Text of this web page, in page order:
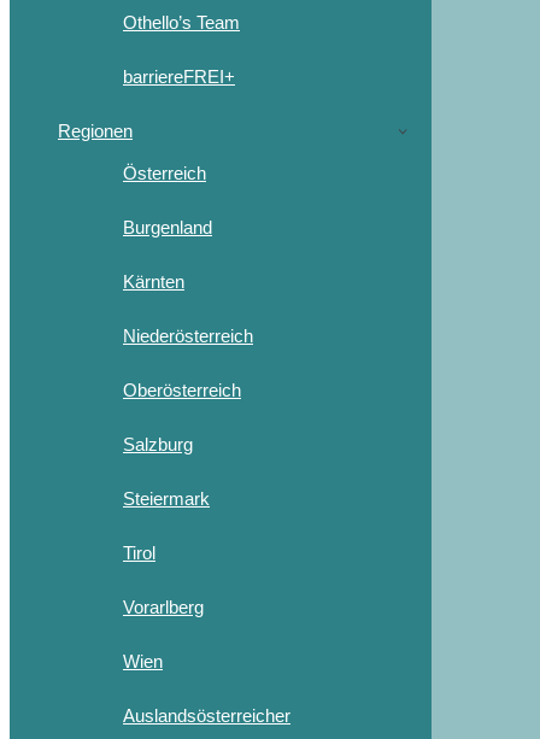
Othello’s Team
barriereFREI+
Regionen
Österreich
Burgenland
Kärnten
Niederösterreich
Oberösterreich
Salzburg
Steiermark
Tirol
Vorarlberg
Wien
Auslandsösterreicher